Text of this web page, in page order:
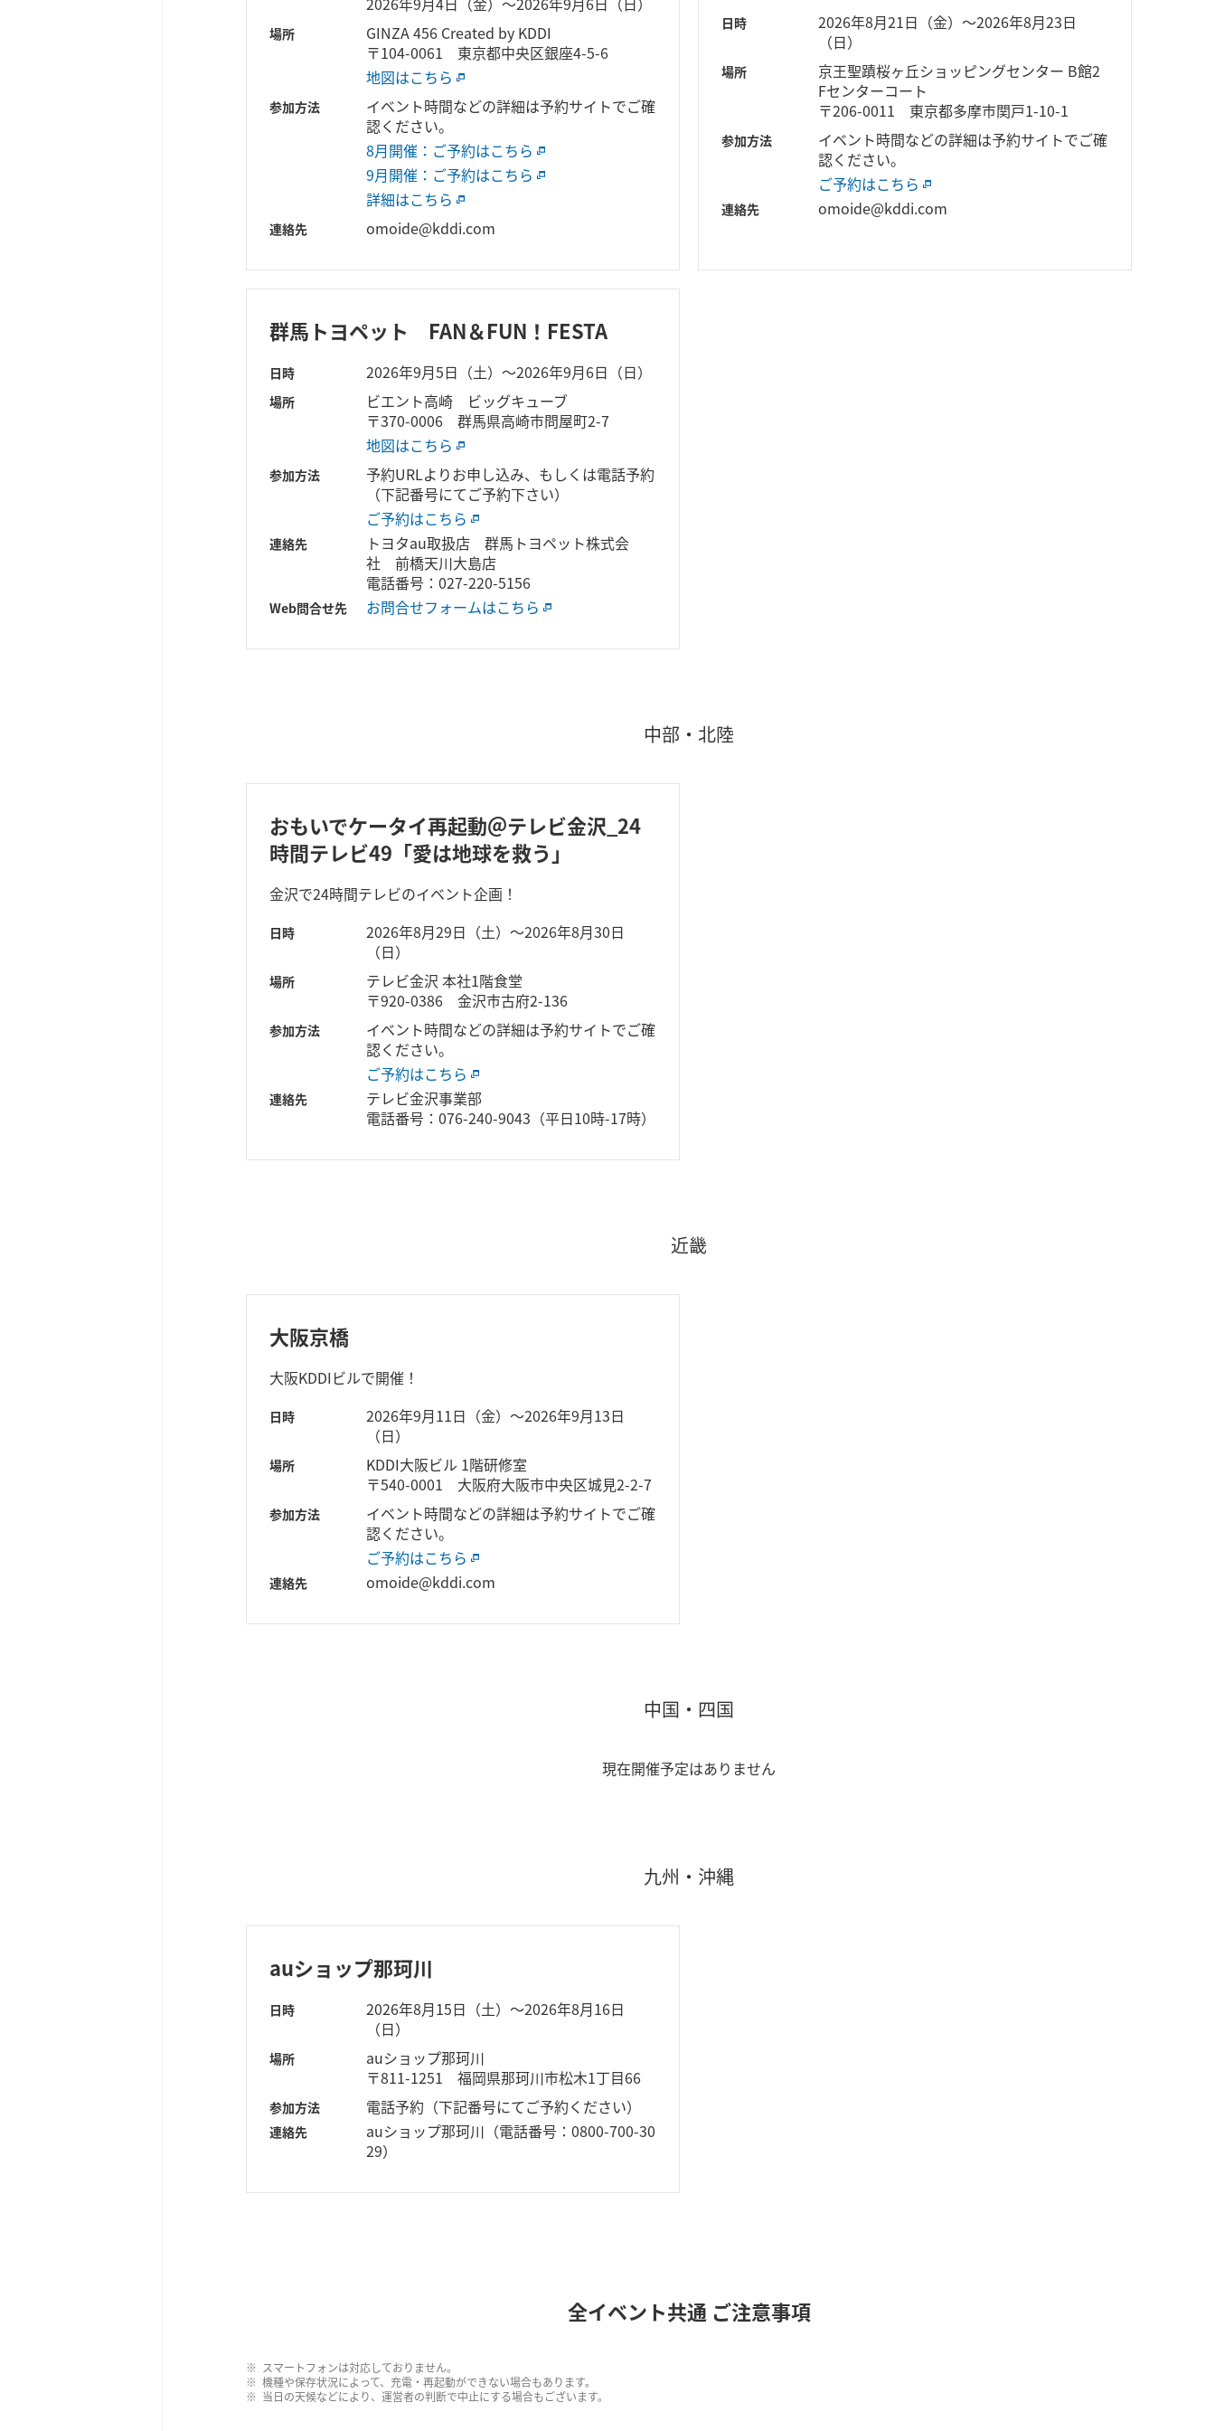
場所
GINZA 456 Created by KDDI
〒104-0061 東京都中央区銀座4-5-6
地図はこちら
参加方法
イベント時間などの詳細は予約サイトでご確
認ください。
8月開催：ご予約はこちら
9月開催：ご予約はこちら
詳細はこちら
連絡先 omoide@kddi.com
日時
2026年8月21日（金）～2026年8月23日
（日）
場所
京王聖蹟桜ヶ丘ショッピングセンター B館2
Fセンターコート
〒206-0011 東京都多摩市関戸1-10-1
参加方法
イベント時間などの詳細は予約サイトでご確
認ください。
ご予約はこちら
連絡先 omoide@kddi.com
群馬トヨペット FAN＆FUN！FESTA
日時 2026年9月5日（土）～2026年9月6日（日）
場所
ビエント高崎 ビッグキューブ
〒370-0006 群馬県高崎市問屋町2-7
地図はこちら
参加方法
予約URLよりお申し込み、もしくは電話予約
（下記番号にてご予約下さい）
ご予約はこちら
連絡先
トヨタau取扱店 群馬トヨペット株式会
社 前橋天川大島店
電話番号：027-220-5156
Web問合せ先 お問合せフォームはこちら
中部・北陸
おもいでケータイ再起動＠テレビ金沢_24
時間テレビ49「愛は地球を救う」
金沢で24時間テレビのイベント企画！
日時
2026年8月29日（土）～2026年8月30日
（日）
場所
テレビ金沢 本社1階食堂
〒920-0386 金沢市古府2-136
参加方法
イベント時間などの詳細は予約サイトでご確
認ください。
ご予約はこちら
連絡先
テレビ金沢事業部
電話番号：076-240-9043（平日10時-17時）
近畿
大阪京橋
大阪KDDIビルで開催！
日時
2026年9月11日（金）～2026年9月13日
（日）
場所
KDDI大阪ビル 1階研修室
〒540-0001 大阪府大阪市中央区城見2-2-7
参加方法
イベント時間などの詳細は予約サイトでご確
認ください。
ご予約はこちら
連絡先 omoide@kddi.com
中国・四国
現在開催予定はありません
九州・沖縄
auショップ那珂川
日時
2026年8月15日（土）～2026年8月16日
（日）
場所
auショップ那珂川
〒811-1251 福岡県那珂川市松木1丁目66
参加方法 電話予約（下記番号にてご予約ください）
連絡先
auショップ那珂川（電話番号：0800-700-30
29）
全イベント共通 ご注意事項
スマートフォンは対応しておりません。
機種や保存状況によって、充電・再起動ができない場合もあります。
当日の天候などにより、運営者の判断で中止にする場合もございます。